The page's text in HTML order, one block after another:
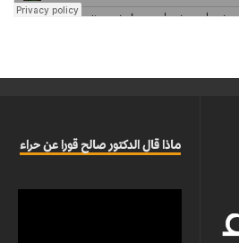
ماذا قال الدكتور صالح قورا عن حراء